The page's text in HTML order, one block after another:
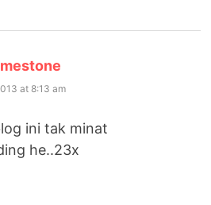
at 8:13 am
ini tak minat
he..23x